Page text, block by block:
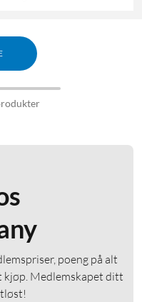
poeng på alt
kjøp. Medlemskapet ditt